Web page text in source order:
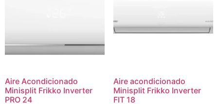
Aire Acondicionado
Minisplit Frikko Inverter
PRO 24
Aire acondicionado
Minisplit Frikko Inverter
FIT 18